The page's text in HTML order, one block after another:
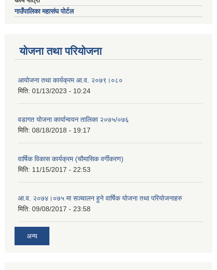
गाउँपालिका महासंघ पोर्टल
योजना तथा परियोजना
आयोजना तथा कार्यक्रम आ.व. २०७९।०८०
मिति: 01/13/2023 - 10:24
वडागत योजना कार्यान्वयन तालिका २०७५/०७६
मिति: 08/18/2018 - 19:17
वार्षिक विकास कार्यक्रम (चौमासिक वर्गीकरण)
मिति: 11/15/2017 - 22:53
आ.व. २०७४।०७५ मा सञ्चालन हुने वार्षिक योजना तथा परियोजनाहरु
मिति: 09/08/2017 - 23:58
अन्य